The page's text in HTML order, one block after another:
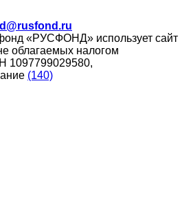
«РУСФОНД» использует сайт
облагаемых налогом
1097799029580,
(140)